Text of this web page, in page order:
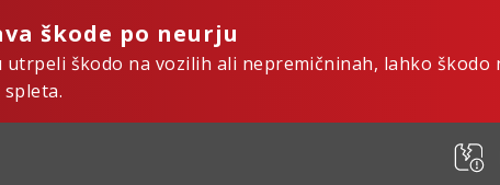
škode po neurju
utrpeli škodo na vozilih ali nepremičninah, lahko škodo